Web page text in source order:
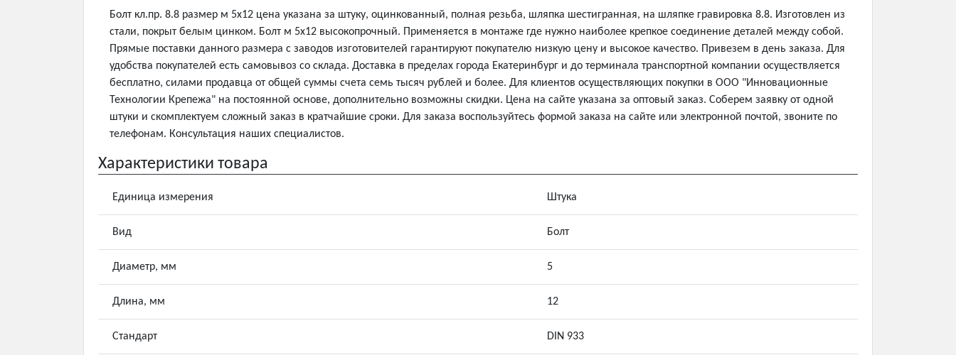
Болт кл.пр. 8.8 размер м 5х12 цена указана за штуку, оцинкованный, полная резьба, шляпка шестигранная, на шляпке гравировка 8.8. Изготовлен из
стали, покрыт белым цинком. Болт м 5х12 высокопрочный. Применяется в монтаже где нужно наиболее крепкое соединение деталей между собой.
Прямые поставки данного размера с заводов изготовителей гарантируют покупателю низкую цену и высокое качество. Привезем в день заказа. Для
удобства покупателей есть самовывоз со склада. Доставка в пределах города Екатеринбург и до терминала транспортной компании осуществляется
бесплатно, силами продавца от общей суммы счета семь тысяч рублей и более. Для клиентов осуществляющих покупки в ООО "Инновационные
Технологии Крепежа" на постоянной основе, дополнительно возможны скидки. Цена на сайте указана за оптовый заказ. Соберем заявку от одной
штуки и скомплектуем сложный заказ в кратчайшие сроки. Для заказа воспользуйтесь формой заказа на сайте или электронной почтой, звоните по
телефонам. Консультация наших специалистов.
Характеристики товара
Единица измерения Штука
Вид Болт
Диаметр, мм 5
Длина, мм 12
Стандарт DIN 933